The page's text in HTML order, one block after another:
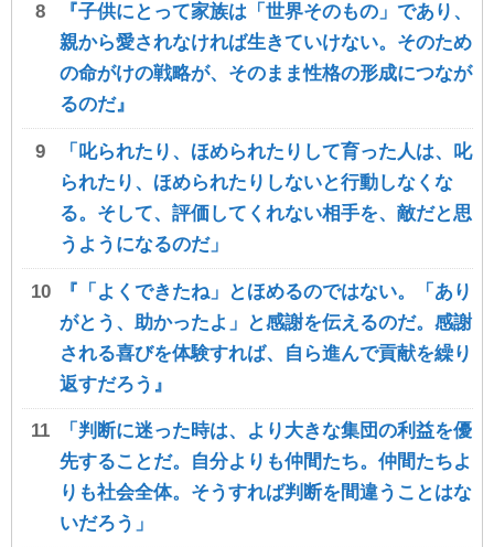
『子供にとって家族は「世界そのもの」であり、
親から愛されなければ生きていけない。そのため
の命がけの戦略が、そのまま性格の形成につなが
るのだ』
「叱られたり、ほめられたりして育った人は、叱
られたり、ほめられたりしないと行動しなくな
る。そして、評価してくれない相手を、敵だと思
うようになるのだ」
『「よくできたね」とほめるのではない。「あり
がとう、助かったよ」と感謝を伝えるのだ。感謝
される喜びを体験すれば、自ら進んで貢献を繰り
返すだろう』
「判断に迷った時は、より大きな集団の利益を優
先することだ。自分よりも仲間たち。仲間たちよ
りも社会全体。そうすれば判断を間違うことはな
いだろう」